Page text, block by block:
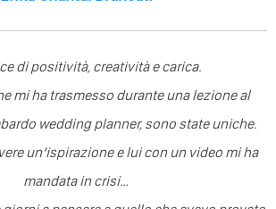
di positività, creatività e carica.
mi ha trasmesso durante una lezione al
wedding planner, sono state uniche.
un’ispirazione e lui con un video mi ha
mandata in crisi…